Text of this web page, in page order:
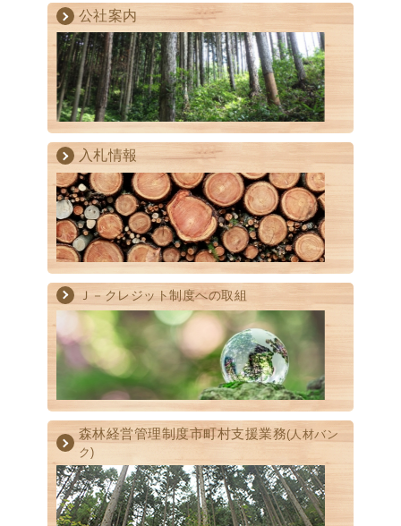
公社案内
入札情報
Ｊ－クレジット制度への取組
森林経営管理制度市町村支援業務(人材バン
ク)